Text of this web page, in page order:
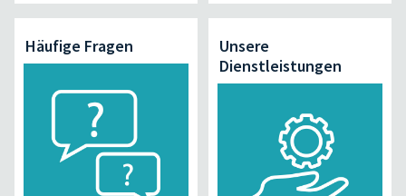
Häufige Fragen
Unsere
Dienstleistungen